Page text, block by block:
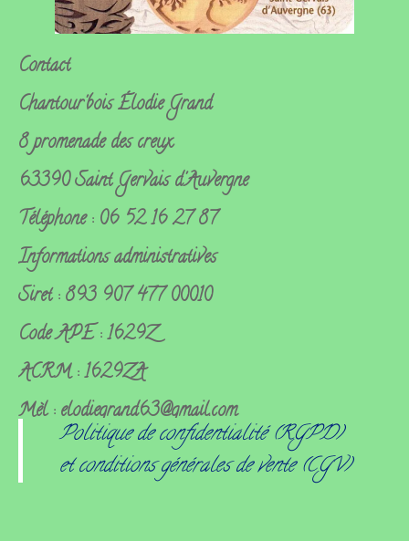
Contact
Chantour'boisÉlodie Grand
8 promenade des creux
63390 Saint Gervais d'Auvergne
Téléphone : 06 52 16 27 87
Informations administratives
Siret : 893 907 477 00010
Code APE : 1629Z
ACRM : 1629ZA
Mèl : elodiegrand63@gmail.com
Politique de confidentialité (RGPD)
et conditions générales de vente (CGV)